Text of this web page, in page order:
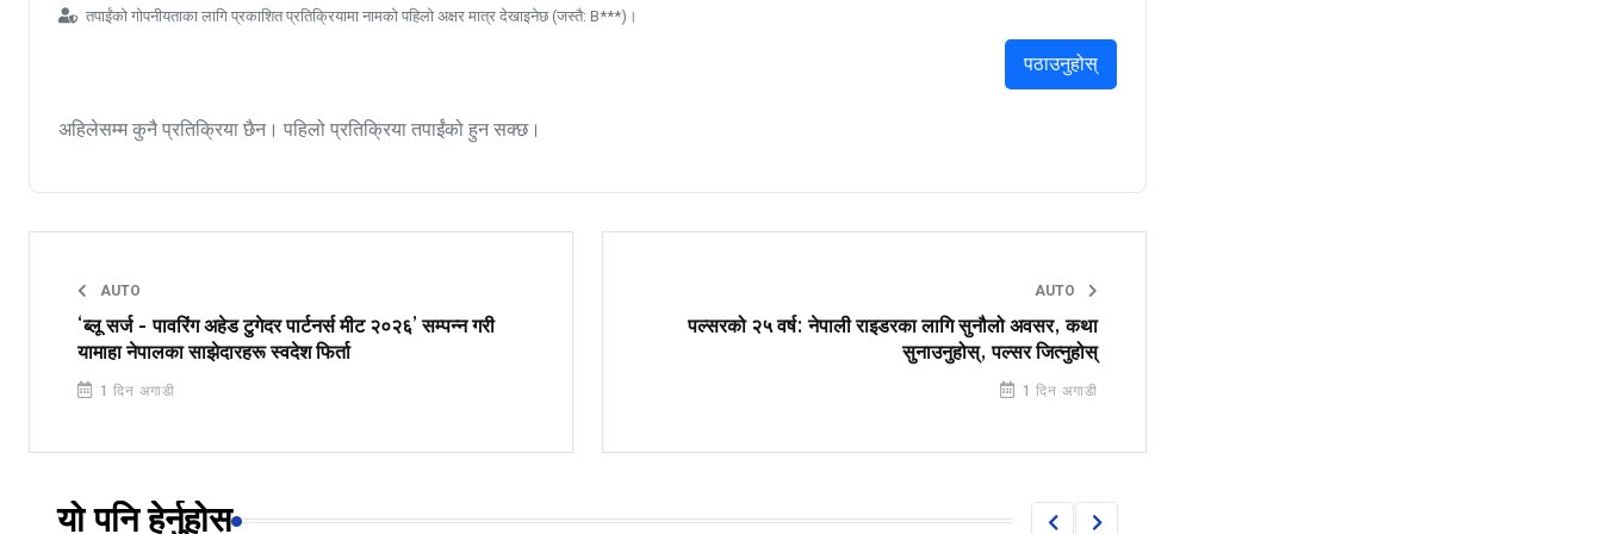
तपाईंको गोपनीयताका लागि प्रकाशित प्रतिक्रियामा नामको पहिलो अक्षर मात्र देखाइनेछ (जस्तै: B***)।
पठाउनुहोस्
अहिलेसम्म कुनै प्रतिक्रिया छैन। पहिलो प्रतिक्रिया तपाईंको हुन सक्छ।
AUTO
‘ब्लू सर्ज - पावरिंग अहेड टुगेदर पार्टनर्स मीट २०२६’ सम्पन्न गरी
यामाहा नेपालका साझेदारहरू स्वदेश फिर्ता
1 दिन अगाडी
AUTO
पल्सरको २५ वर्ष: नेपाली राइडरका लागि सुनौलो अवसर, कथा
सुनाउनुहोस्, पल्सर जित्नुहोस्
1 दिन अगाडी
यो पनि हेर्नुहोस